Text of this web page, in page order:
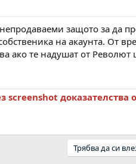
защото за да
на акаунта. От
те надушат от Револют
доказателства
Трябва да си